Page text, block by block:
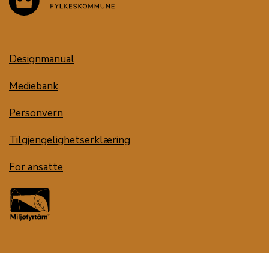
Designmanual
Mediebank
Personvern
Tilgjengelighetserklæring
For ansatte